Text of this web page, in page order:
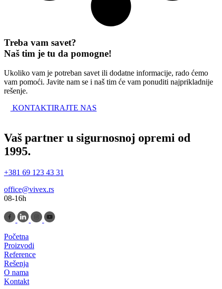
Treba vam savet?
Naš tim je tu da pomogne!
Ukoliko vam je potreban savet ili dodatne informacije, rado ćemo
vam pomoći. Javite nam se i naš tim će vam ponuditi najprikladnije
rešenje.
KONTAKTIRAJTE NAS
Vaš partner u sigurnosnoj opremi od
1995.
+381 69 123 43 31
office@vivex.rs
08-16h
Početna
Proizvodi
Reference
Rešenja
O nama
Kontakt